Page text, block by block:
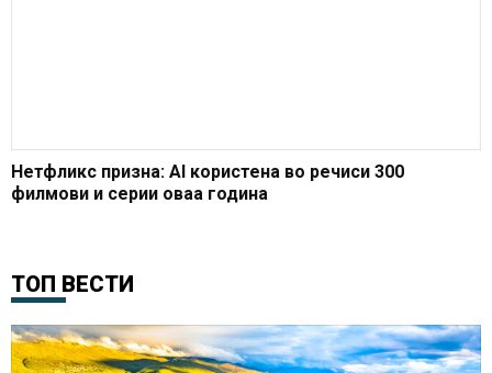
Нетфликс призна: AI користена во речиси 300
филмови и серии оваа година
ТОП ВЕСТИ